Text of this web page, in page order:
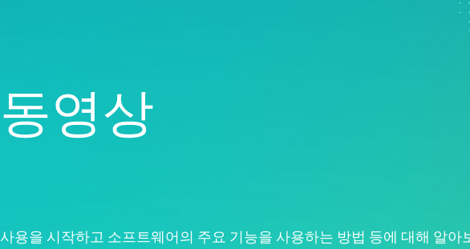
동영상
사용을 시작하고 소프트웨어의 주요 기능을 사용하는 방법 등에 대해 알아